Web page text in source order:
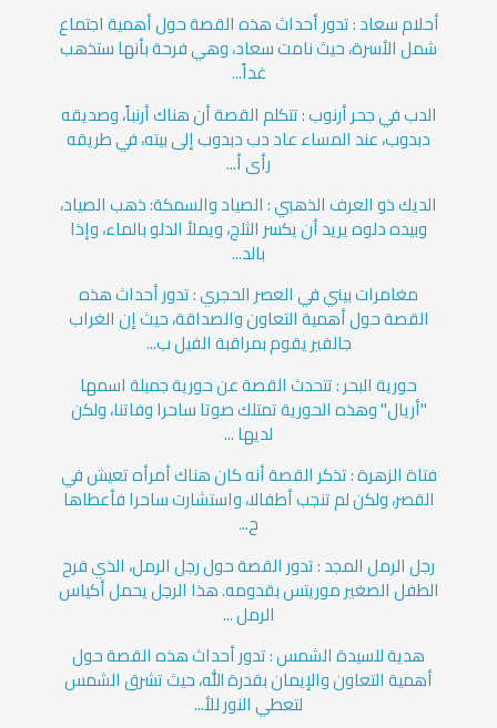
أحلام سعاد : تدور أحداث هذه القصة حول أهمية اجتماع
شمل الأسرة، حيث نامت سعاد، وهي فرحة بأنها ستذهب
غداً...
الدب في جحر أرنوب : تتكلم القصة أن هناك أرنباً، وصديقه
دبدوب، عند المساء عاد دب دبدوب إلى بيته، في طريقه
رأى أ...
الديك ذو العرف الذهبي : الصياد والسمكة: ذهب الصياد،
وبيده دلوه يريد أن يكسر الثلج، ويملأ الدلو بالماء، وإذا
بالد...
مغامرات بيني في العصر الحجري : تدور أحداث هذه
القصة حول أهمية التعاون والصداقة، حيث إن الغراب
جالفير يقوم بمراقبة الفيل ب...
حورية البحر : تتحدث القصة عن حورية جميلة اسمها
"أريال" وهذه الحورية تمتلك صوتا ساحرا وفاتنا، ولكن
لديها ...
فتاة الزهرة : تذكر القصة أنه كان هناك أمرأه تعيش في
القصر، ولكن لم تنجب أطفالا، واستشارت ساحرا فأعطاها
ح...
رجل الرمل المجد : تدور القصة حول رجل الرمل، الذي فرح
الطفل الصغير موريتس بقدومه. هذا الرجل يحمل أكياس
الرمل ...
هدية للسيدة الشمس : تدور أحداث هذه القصة حول
أهمية التعاون والإيمان بقدرة الله، حيث تشرق الشمس
لتعطي النور للأ...